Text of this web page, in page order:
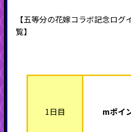
【五等分の花嫁コラボ記念ロ
覧】
1日目 mポイ